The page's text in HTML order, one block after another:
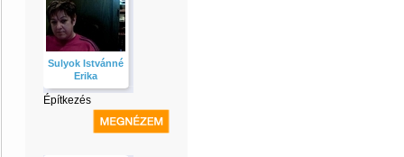
Sulyok Istvánné
Erika
Építkezés